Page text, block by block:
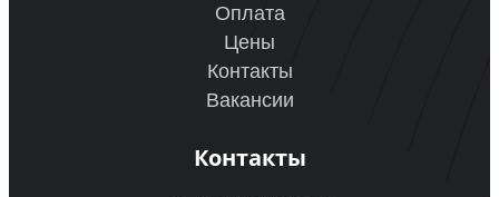
Оплата
Цены
Контакты
Вакансии
Контакты